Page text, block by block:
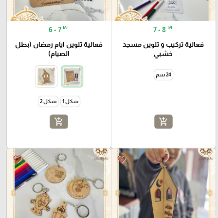
7 - 8 ₪
فعالية تركيب و تلوين مسجد
خشبي
24 سم
add_shopping_cart
6 - 7 ₪
فعالية تلوين ايام رمضان (بطل
الصيام)
شكل 1 شكل 2
add_shopping_cart
favorite_border
favorite_border